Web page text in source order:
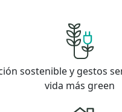
sostenible y gestos
vida más green